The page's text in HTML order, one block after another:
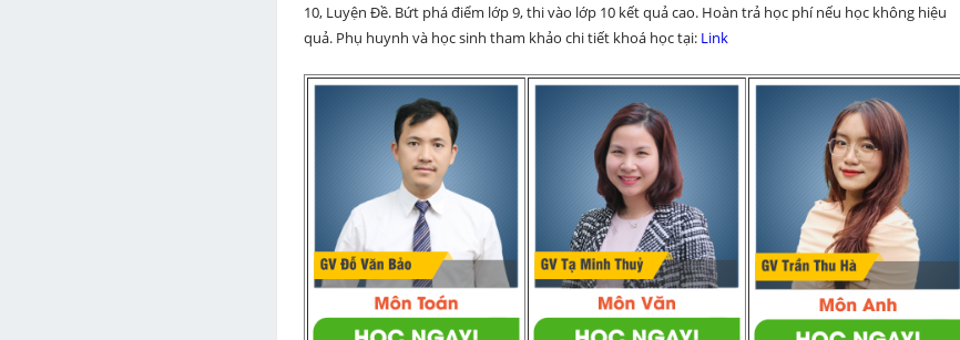
10, Luyện Đề. Bứt phá điểm lớp 9, thi vào lớp 10 kết quả cao. Hoàn trả học phí nếu học không hiệu
quả. Phụ huynh và học sinh tham khảo chi tiết khoá học tại: Link